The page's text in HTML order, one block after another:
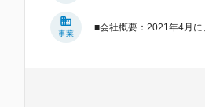
事業
■会社概要：2021年4月に